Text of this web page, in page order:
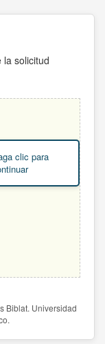
la solicitud
clic para
Biblat. Universidad